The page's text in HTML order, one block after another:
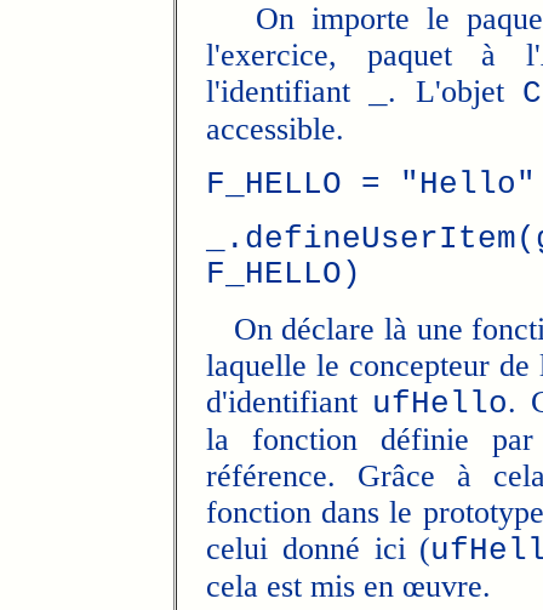
On importe le
l'exercice, paquet à
l'identifiant
. L'objet
accessible.
F_HELLO = "Hello"
F_HELLO)
On déclare là une
laquelle le concepteur
d'identifiant ufHello.
la fonction définie
référence. Grâce à
fonction dans le
celui donné ici (
cela est mis en œuvre.